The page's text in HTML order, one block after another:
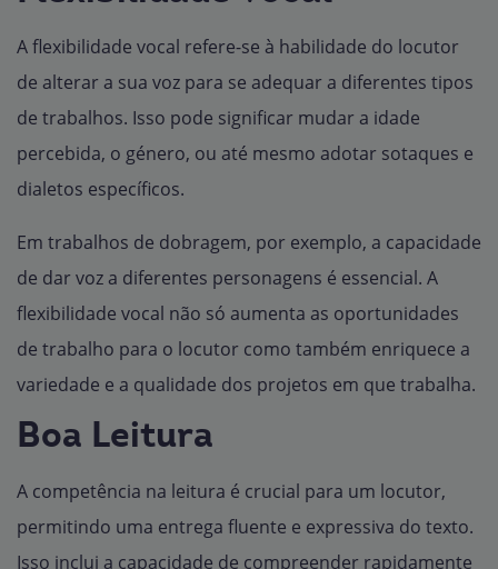
A flexibilidade vocal refere-se à habilidade do locutor
de alterar a sua voz para se adequar a diferentes tipos
de trabalhos. Isso pode significar mudar a idade
percebida, o género, ou até mesmo adotar sotaques e
dialetos específicos.
Em trabalhos de dobragem, por exemplo, a capacidade
de dar voz a diferentes personagens é essencial. A
flexibilidade vocal não só aumenta as oportunidades
de trabalho para o locutor como também enriquece a
variedade e a qualidade dos projetos em que trabalha.
Boa Leitura
A competência na leitura é crucial para um locutor,
permitindo uma entrega fluente e expressiva do texto.
Isso inclui a capacidade de compreender rapidamente